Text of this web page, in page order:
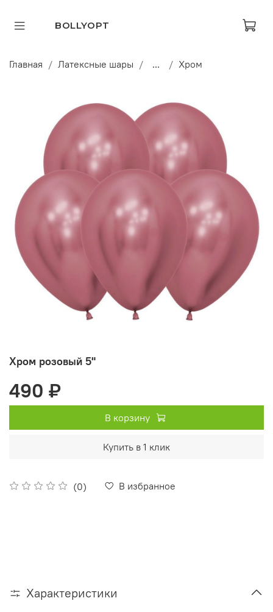
BOLLYOPT
Главная Латексные шары ... Хром
Хром розовый 5"
(0) В избранное
490 ₽
В корзину
Купить в 1 клик
Характеристики